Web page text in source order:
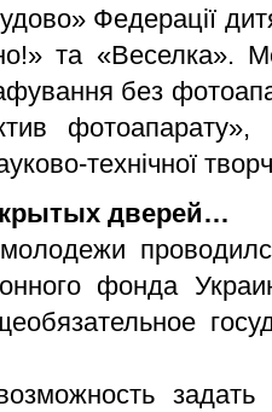
Федерації
та «Веселка».
без
фотоапарату»,
технічної
дверей…
фонда